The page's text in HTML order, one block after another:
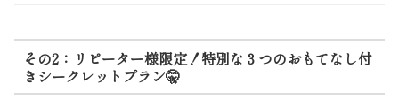
その2：リピーター様限定！特別な３つのおもてなし付
きシークレットプラン🤫